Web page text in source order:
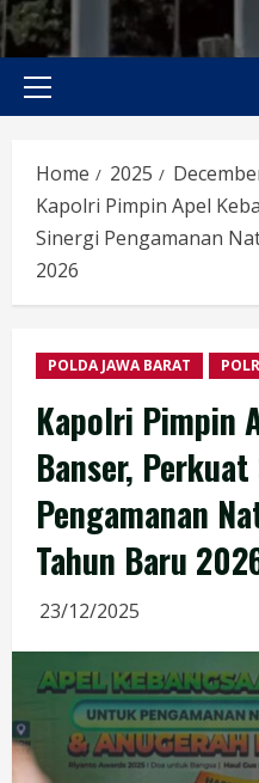
Primary
Home 2025
Kapolri Pimpin Apel
Sinergi Pengamanan
2026
POLDA JAWA BARAT
Kapolri Pimpin
Banser,
Pengamanan
Tahun Baru
23/12/2025